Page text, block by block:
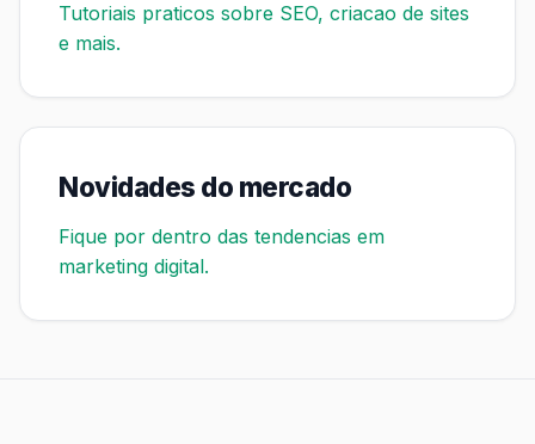
Tutoriais praticos sobre SEO, criacao de sites
e mais.
Novidades do mercado
Fique por dentro das tendencias em
marketing digital.